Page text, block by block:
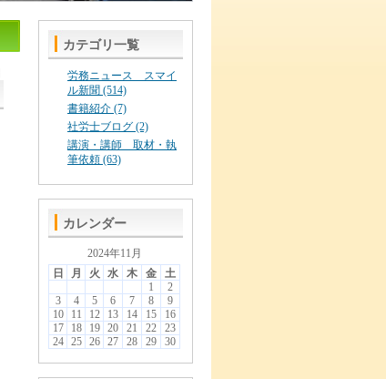
カテゴリ一覧
労務ニュース スマイ
ル新聞 (514)
書籍紹介 (7)
社労士ブログ (2)
講演・講師 取材・執
筆依頼 (63)
カレンダー
2024年11月
日
月 火 水 木 金
土
1
2
3
4 5 6 7 8
9
10
11 12 13 14 15
16
17
18 19 20 21 22
23
24
25 26 27 28 29 30